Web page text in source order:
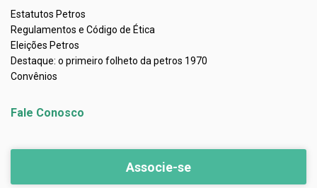
Estatutos Petros
Regulamentos e Código de Ética
Eleições Petros
Destaque: o primeiro folheto da petros 1970
Convênios
Fale Conosco
Associe-se